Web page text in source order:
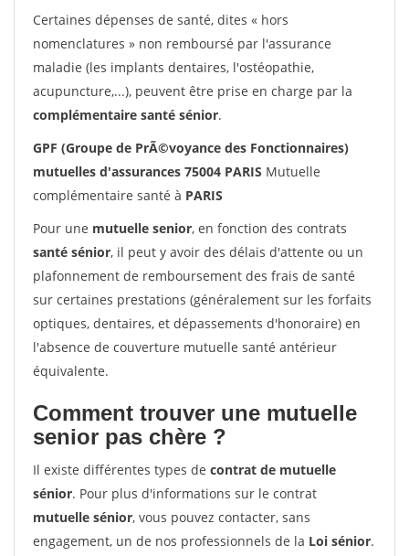
Certaines dépenses de santé, dites « hors
nomenclatures » non remboursé par l'assurance
maladie (les implants dentaires, l'ostéopathie,
acupuncture,...), peuvent être prise en charge par la
complémentaire santé sénior.
GPF (Groupe de PrÃ©voyance des Fonctionnaires)
mutuelles d'assurances 75004 PARIS Mutuelle
complémentaire santé à PARIS
Pour une mutuelle senior, en fonction des contrats
santé sénior, il peut y avoir des délais d'attente ou un
plafonnement de remboursement des frais de santé
sur certaines prestations (généralement sur les forfaits
optiques, dentaires, et dépassements d'honoraire) en
l'absence de couverture mutuelle santé antérieur
équivalente.
Comment trouver une mutuelle
senior pas chère ?
Il existe différentes types de contrat de mutuelle
sénior. Pour plus d'informations sur le contrat
mutuelle sénior, vous pouvez contacter, sans
engagement, un de nos professionnels de la Loi sénior.